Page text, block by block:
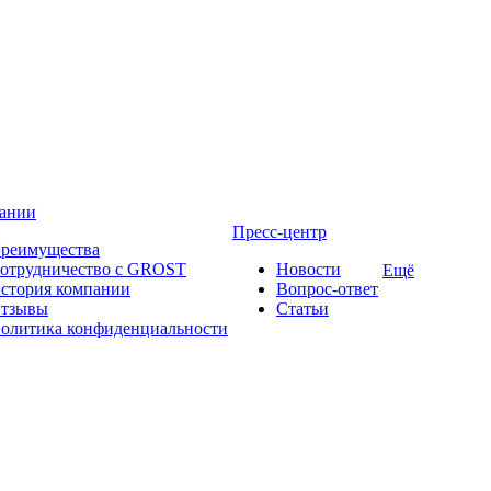
с GROST
компании
конфиденциальности
Пресс-центр
Новости
Вопрос-ответ
Статьи
Ещё